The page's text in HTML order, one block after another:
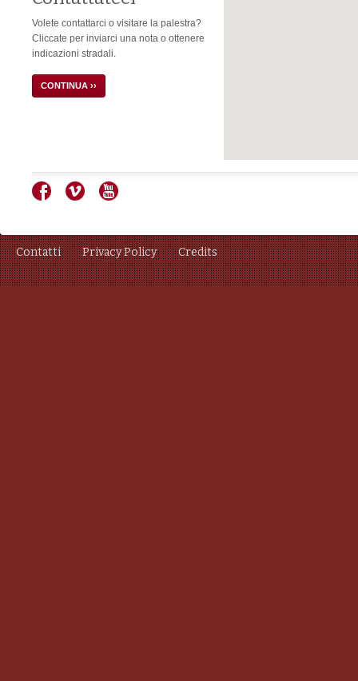
Volete contattarci o visitare la palestra?
Cliccate per inviarci una nota o ottenere
indicazioni stradali.
CONTINUA ››
Contatti Privacy Policy Credits